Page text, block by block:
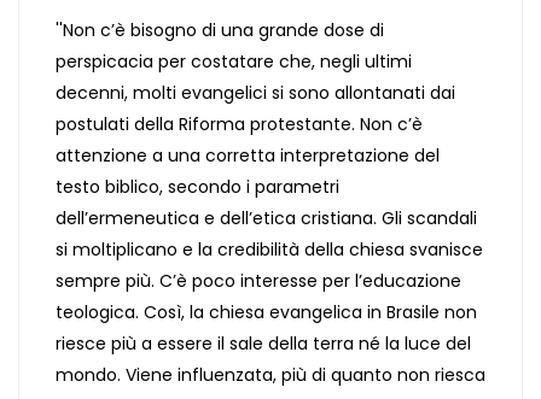
''Non c’è bisogno di una grande dose di
perspicacia per costatare che, negli ultimi
decenni, molti evangelici si sono allontanati dai
postulati della Riforma protestante. Non c’è
attenzione a una corretta interpretazione del
testo biblico, secondo i parametri
dell’ermeneutica e dell’etica cristiana. Gli scandali
si moltiplicano e la credibilità della chiesa svanisce
sempre più. C’è poco interesse per l’educazione
teologica. Così, la chiesa evangelica in Brasile non
riesce più a essere il sale della terra né la luce del
mondo. Viene influenzata, più di quanto non riesca